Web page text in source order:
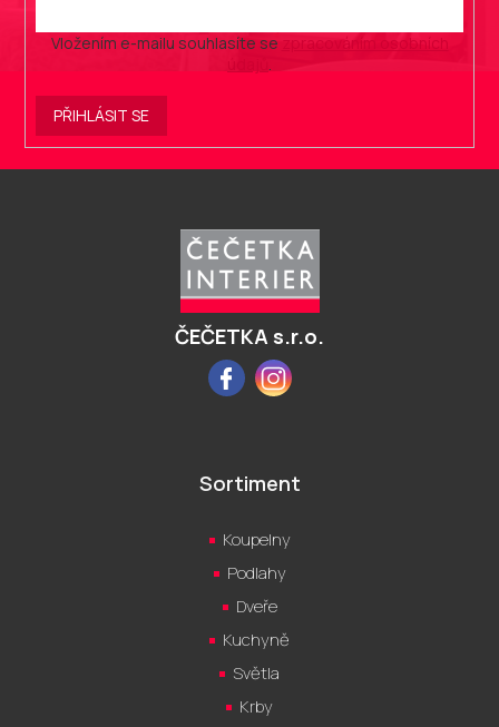
Vložením e-mailu souhlasíte se zpracováním osobních
PŘIHLÁSIT SE
ČEČETKA s.r.o.
FacebookInstagram
Sortiment
Koupelny
Podlahy
Dveře
Kuchyně
Světla
Krby